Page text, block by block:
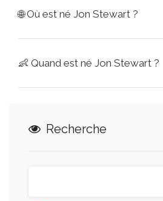
🌐Où est né Jon Stewart ?
👶 Quand est né Jon Stewart ?
Recherche